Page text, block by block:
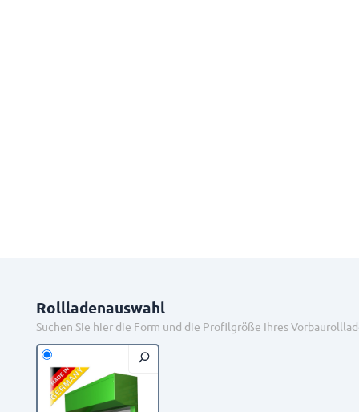
Rollladenauswahl
Suchen Sie hier die Form und die Profilgröße Ihres